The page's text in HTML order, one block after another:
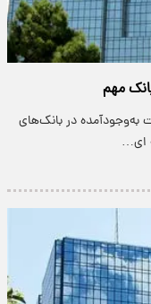
به‌وجودآمده در بانک‌های
ای…